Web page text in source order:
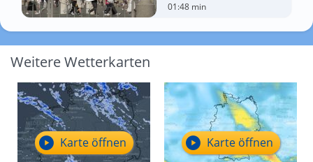
01:48 min
Weitere Wetterkarten
Karte öffnen Karte öffnen